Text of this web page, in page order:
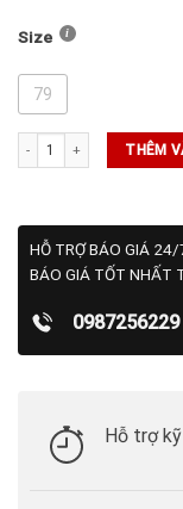
Size
79
QUẦN GOLF ADIDAS
THÊM
HỖ TRỢ BÁO GIÁ 24/
BÁO GIÁ TỐT NHẤT
0987256229
Hỗ trợ